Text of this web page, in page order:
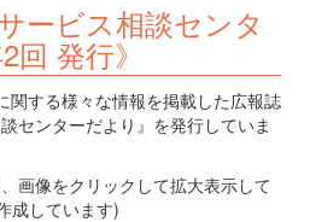
ービス相談センタ
発行》
関する様々な情報を掲載した広報誌
センターだより』を発行していま
画像をクリックして拡大表示して
成しています)